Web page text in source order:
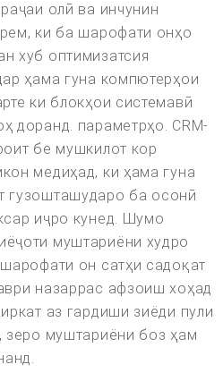
олӣ ва инчунин
ки ба шарофати онҳо
хуб оптимизатсия
ҳама гуна компютерҳои
ки блокҳои системавӣ
доранд. параметрҳо. CRM-
бе мушкилот кор
медиҳад, ки ҳама гуна
гузошташударо ба осонӣ
иҷро кунед. Шумо
муштариёни худро
он сатҳи садоқат
назаррас афзоиш хоҳад
аз гардиши зиёди пули
зеро муштариёни боз ҳам